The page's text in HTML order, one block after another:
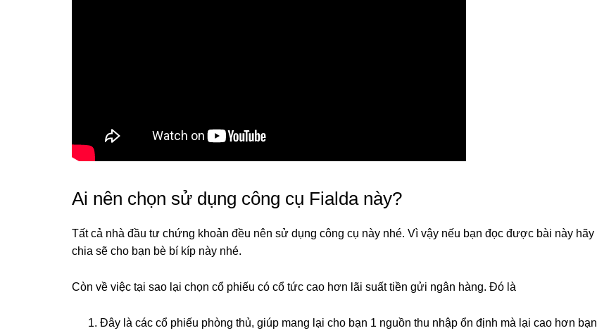
Ai nên chọn sử dụng công cụ Fialda này?
Tất cả nhà đầu tư chứng khoản đều nên sử dụng công cụ này nhé. Vì vậy nếu bạn đọc được bài này hãy
chia sẽ cho bạn bè bí kíp này nhé.
Còn về việc tại sao lại chọn cổ phiếu có cổ tức cao hơn lãi suất tiền gửi ngân hàng. Đó là
Đây là các cổ phiếu phòng thủ, giúp mang lại cho bạn 1 nguồn thu nhập ổn định mà lại cao hơn bạn